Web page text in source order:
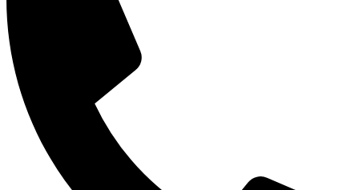
Документы
Газета "Минги Тау"
Виртуальная
приемная
Культурный
код кластера